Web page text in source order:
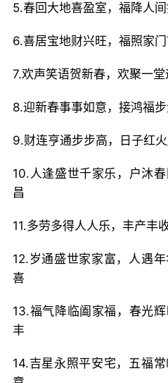
5.春回大地喜盈室，福降人
6.喜居宝地财兴旺，福照家
7.欢声笑语贺新春，欢聚一
8.迎新春事事如意，接鸿福
9.财连亨通步步高，日子红
10.人逢盛世千家乐，户沐
昌
11.多劳多得人人乐，丰产丰
12.岁通盛世家家富，人遇
喜
13.福气降临阖家福，春光
丰
14.吉星永照平安宅，五福